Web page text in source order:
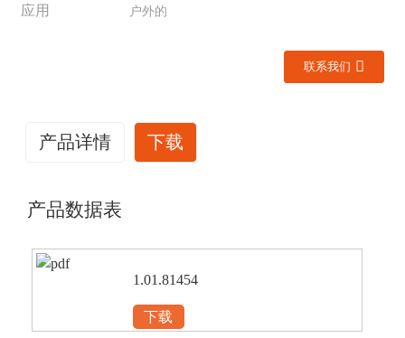
应用 户外的
联系我们
产品详情 下载
产品数据表
1.01.81454
下载